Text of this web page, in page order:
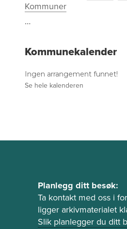
Kommuner
…
Kommunekalender
Ingen arrangement funnet!
Se hele kalenderen
P
l
a
n
Planlegg ditt besøk:
Ta kontakt med oss i
ligger arkivmaterialet
Slik planlegger du ditt